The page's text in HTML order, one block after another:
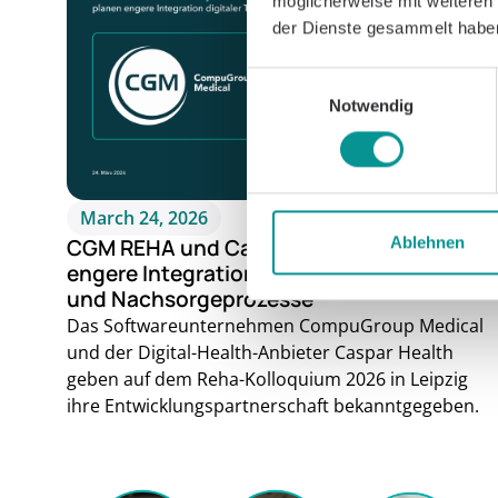
der Dienste gesammelt
Einwilligungsauswahl
Notwendig
Ablehnen
March 24, 2026
CGM REHA und Caspar Health planen
engere Integration digitaler Therapie-
und Nachsorgeprozesse
Das Softwareunternehmen CompuGroup Medical
und der Digital-Health-Anbieter Caspar Health
geben auf dem Reha-Kolloquium 2026 in Leipzig
ihre Entwicklungspartnerschaft bekanntgegeben.